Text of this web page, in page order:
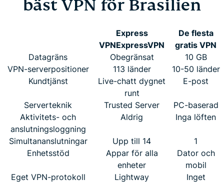
bäst VPN för Brasilien
Express
VPNExpressVPN
De flesta
gratis VPN
Datagräns
Obegränsat
10 GB
VPN-serverpositioner
113 länder
10-50 länder
Kundtjänst
Live-chatt dygnet
runt
E-post
Serverteknik Trusted Server
PC-baserad
Aktivitets- och
anslutningsloggning
Aldrig Inga löften
Simultananslutningar Upp till 14
1
Enhetsstöd
Appar för alla
enheter
Dator och
mobil
Eget VPN-protokoll
Lightway Inget